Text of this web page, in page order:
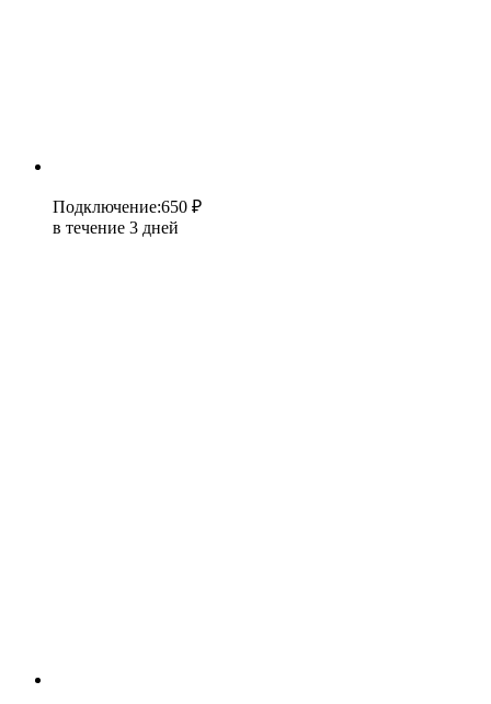
Подключение:650 ₽
в течение 3 дней